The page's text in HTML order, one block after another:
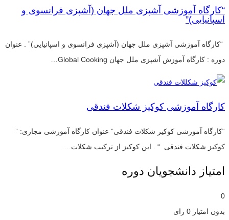
“کارگاه آموزشی آشپزی ملل جهان (آشپزی فرانسوی و
اسپانیایی)”
“کارگاه آموزشی آشپزی ملل جهان (آشپزی فرانسوی و اسپانیایی)” . عنوان
دوره : کارگاه آموزش آشپزی ملل جهان Global Cooking…
کارگاه آموزشی کوکیز شکلات فندقی
“کارگاه آموزشی کوکیز شکلات فندقی” عنوان کارگاه آموزشی مجازی: ”
کوکیز شکلات فندقی “ . این کوکیز از ترکیب شکلات…
امتیاز دانشجویان دوره
0
بدون امتیاز 0 رای